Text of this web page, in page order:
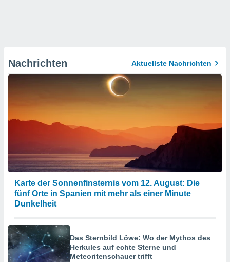
Nachrichten Aktuellste Nachrichten
Karte der Sonnenfinsternis vom 12. August: Die
fünf Orte in Spanien mit mehr als einer Minute
Dunkelheit
Das Sternbild Löwe: Wo der Mythos des
Herkules auf echte Sterne und
Meteoritenschauer trifft